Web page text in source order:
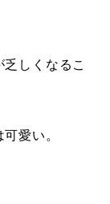
しくなるこ
愛い。